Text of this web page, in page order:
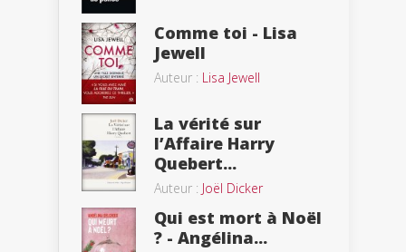
Comme toi - Lisa
Jewell
Auteur : Lisa Jewell
La vérité sur
l’Affaire Harry
Quebert...
Auteur : Joël Dicker
Qui est mort à Noël
? - Angélina...